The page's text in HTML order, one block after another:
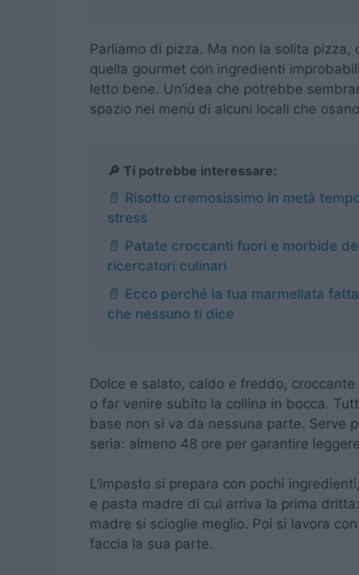
Parliamo di pizza. Ma non la solita
quella gourmet con ingredienti
letto bene. Un’idea che potrebbe
spazio nei menù di alcuni locali che
🔎 Ti potrebbe interessare:
📄 Risotto cremosissimo in metà
stress
📄 Patate croccanti fuori e morbide
ricercatori culinari
📄 Ecco perché la tua marmellata
che nessuno ti dice
Dolce e salato, caldo e freddo,
o far venire subito la collina in bocca.
base non si va da nessuna parte. Serve
seria: almeno 48 ore per garantire
L’impasto si prepara con pochi
e pasta madre di cui arriva la prima
madre si scioglie meglio. Poi si lavora
faccia la sua parte.